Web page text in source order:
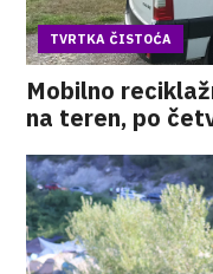
TVRTKA ČISTOĆA
Mobilno
na teren, po